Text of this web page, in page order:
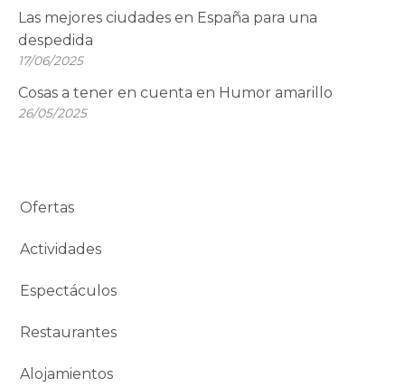
Las mejores ciudades en España para una
despedida
17/06/2025
Cosas a tener en cuenta en Humor amarillo
26/05/2025
Ofertas
Actividades
Espectáculos
Restaurantes
Alojamientos